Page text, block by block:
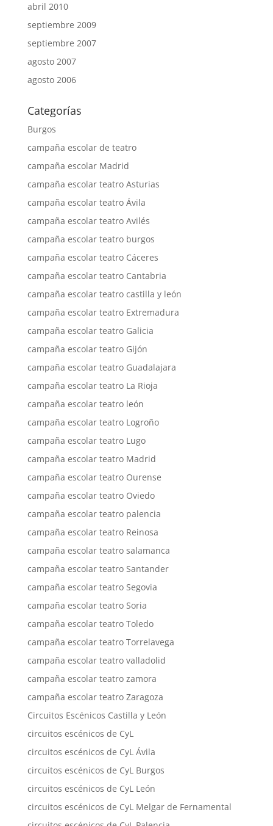
abril 2010
septiembre 2009
septiembre 2007
agosto 2007
agosto 2006
Categorías
Burgos
campaña escolar de teatro
campaña escolar Madrid
campaña escolar teatro Asturias
campaña escolar teatro Ávila
campaña escolar teatro Avilés
campaña escolar teatro burgos
campaña escolar teatro Cáceres
campaña escolar teatro Cantabria
campaña escolar teatro castilla y león
campaña escolar teatro Extremadura
campaña escolar teatro Galicia
campaña escolar teatro Gijón
campaña escolar teatro Guadalajara
campaña escolar teatro La Rioja
campaña escolar teatro león
campaña escolar teatro Logroño
campaña escolar teatro Lugo
campaña escolar teatro Madrid
campaña escolar teatro Ourense
campaña escolar teatro Oviedo
campaña escolar teatro palencia
campaña escolar teatro Reinosa
campaña escolar teatro salamanca
campaña escolar teatro Santander
campaña escolar teatro Segovia
campaña escolar teatro Soria
campaña escolar teatro Toledo
campaña escolar teatro Torrelavega
campaña escolar teatro valladolid
campaña escolar teatro zamora
campaña escolar teatro Zaragoza
Circuitos Escénicos Castilla y León
circuitos escénicos de CyL
circuitos escénicos de CyL Ávila
circuitos escénicos de CyL Burgos
circuitos escénicos de CyL León
circuitos escénicos de CyL Melgar de Fernamental